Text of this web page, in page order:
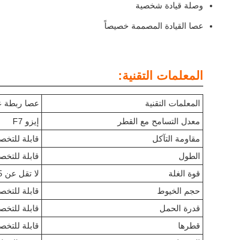
وصلة قيادة شخصية
عصا القيادة المصممة خصيصاً
المعلمات التقنية:
المعلمات التقنية
عصا
معدل التسامح مع القطر
إيزو F7
مقاومة التآكل
قابلة
الطول
قابلة
قوة الغلة
لا تقل عن 355 ن/م2
حجم الخيوط
قابلة
قدرة الحمل
قابلة
قطرها
قابلة